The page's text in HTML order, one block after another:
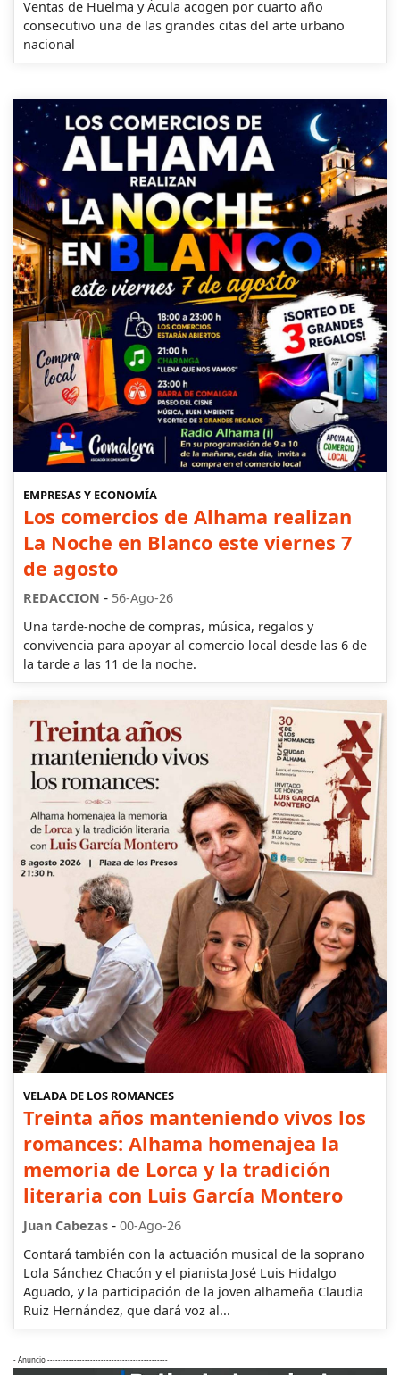
Ventas de Huelma y Ácula acogen por cuarto año
consecutivo una de las grandes citas del arte urbano
nacional
EMPRESAS Y ECONOMÍA
Los comercios de Alhama realizan
La Noche en Blanco este viernes 7
de agosto
REDACCION - 56-Ago-26
Una tarde-noche de compras, música, regalos y
convivencia para apoyar al comercio local desde las 6 de
la tarde a las 11 de la noche.
VELADA DE LOS ROMANCES
Treinta años manteniendo vivos los
romances: Alhama homenajea la
memoria de Lorca y la tradición
literaria con Luis García Montero
Juan Cabezas - 00-Ago-26
Contará también con la actuación musical de la soprano
Lola Sánchez Chacón y el pianista José Luis Hidalgo
Aguado, y la participación de la joven alhameña Claudia
Ruiz Hernández, que dará voz al...
- Anuncio ---------------------------------------------